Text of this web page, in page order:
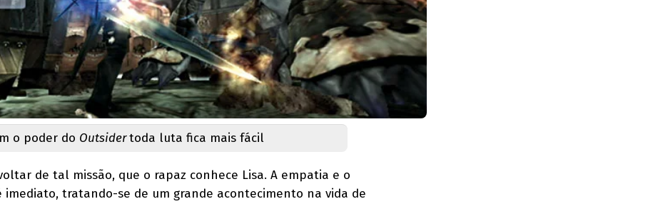
o poder do Outsidertoda luta fica mais fácil
de tal missão, que o rapaz conhece Lisa. A empatia e o
imediato, tratando-se de um grande acontecimento na vida de